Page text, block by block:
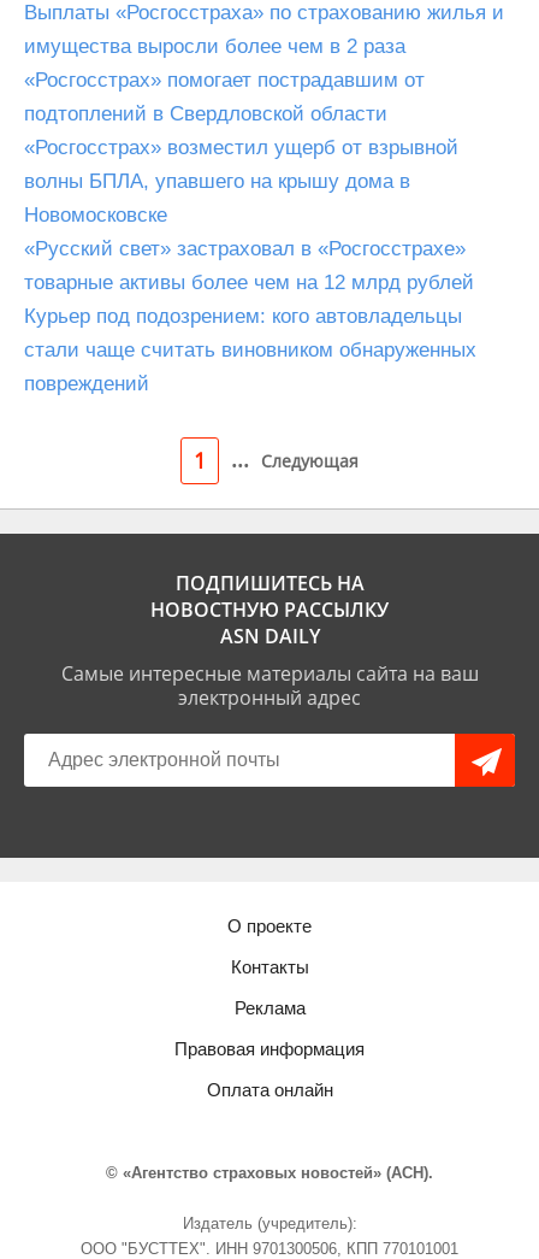
Выплаты «Росгосстраха» по страхованию жилья и
имущества выросли более чем в 2 раза
«Росгосстрах» помогает пострадавшим от
подтоплений в Свердловской области
«Росгосстрах» возместил ущерб от взрывной
волны БПЛА, упавшего на крышу дома в
Новомосковске
«Русский свет» застраховал в «Росгосстрахе»
товарные активы более чем на 12 млрд рублей
Курьер под подозрением: кого автовладельцы
стали чаще считать виновником обнаруженных
повреждений
1 ... Следующая
ПОДПИШИТЕСЬ НА
НОВОСТНУЮ РАССЫЛКУ
ASN DAILY
Самые интересные материалы сайта на ваш
электронный адрес
О проекте
Контакты
Реклама
Правовая информация
Оплата онлайн
© «Агентство страховых новостей» (АСН).
Издатель (учредитель):
ООО "БУСТТЕХ". ИНН 9701300506, КПП 770101001